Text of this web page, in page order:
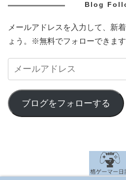
Blog
メールアドレスを入力して、新
ょう。※無料でフォローできます
ブログをフォローする